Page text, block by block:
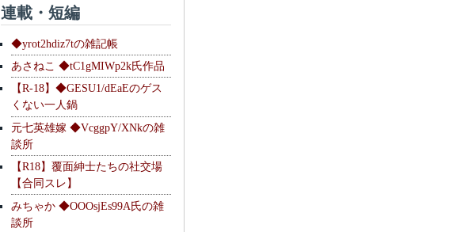
連載・短編
◆yrot2hdiz7tの雑記帳
あさねこ ◆tC1gMIWp2k氏作品
【R-18】◆GESU1/dEaEのゲス
くない一人鍋
元七英雄嫁 ◆VcggpY/XNkの雑
談所
【R18】覆面紳士たちの社交場
【合同スレ】
みちゃか ◆OOOsjEs99A氏の雑
談所